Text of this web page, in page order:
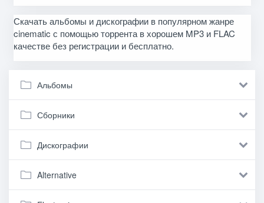
Скачать альбомы и дискографии в популярном жанре
cinematic с помощью торрента в хорошем MP3 и FLAC
качестве без регистрации и бесплатно.
Альбомы
Сборники
Дискографии
Alternative